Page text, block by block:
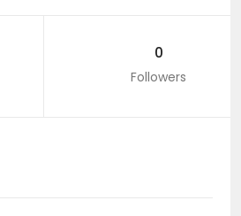
0
Followers